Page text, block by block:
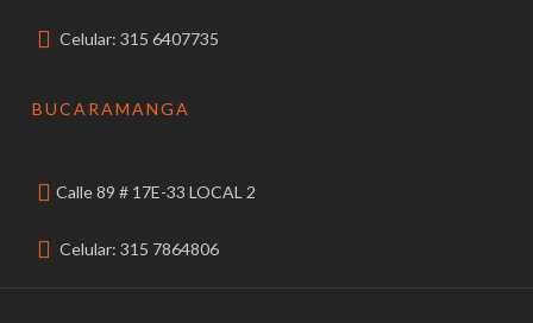
Celular: 315 6407735
BUCARAMANGA
Calle 89 # 17E-33 LOCAL 2
Celular: 315 7864806